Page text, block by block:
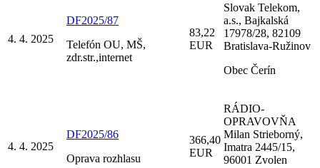
4. 4. 2025
DF2025/87
Telefón OU, MŠ,
zdr.str.,internet
83,22
EUR
Slovak Telekom,
a.s., Bajkalská
17978/28, 82109
Bratislava-Ružinov
Obec Čerín
4. 4. 2025
DF2025/86
Oprava rozhlasu
366,40
EUR
RÁDIO-
OPRAVOVŇA
Milan Strieborný,
Imatra 2445/15,
96001 Zvolen